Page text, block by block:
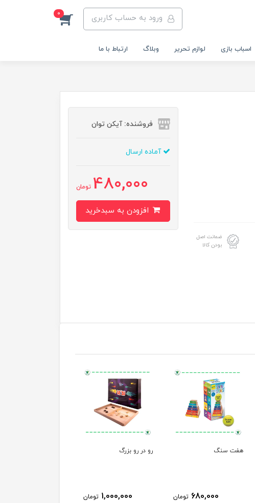
ورود به حساب کاربری 0
اسباب بازی لوازم تحریر وبلاگ ارتباط با ما
ضمانت اصل
بودن کالا
فروشنده: آیکن توان
آماده ارسال
480,000 تومان
هفت سنگ
680,000 تومان
رو در رو بزرگ
1,000,000 تومان